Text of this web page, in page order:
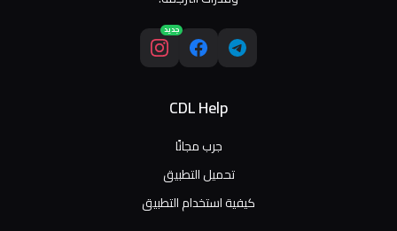
جديد
CDL Help
جرب مجانًا
تحميل التطبيق
كيفية استخدام التطبيق